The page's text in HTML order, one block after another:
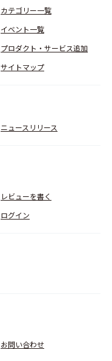
カテゴリー一覧
イベント一覧
プロダクト・サービス追加
サイトマップ
ニュースリリース
レビューを書く
ログイン
お問い合わせ